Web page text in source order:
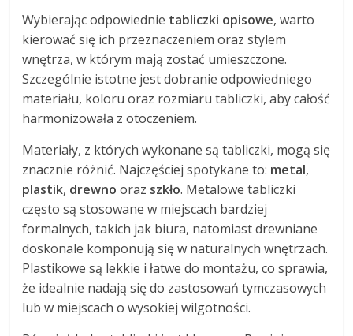
Wybierając odpowiednie tabliczki opisowe, warto
kierować się ich przeznaczeniem oraz stylem
wnętrza, w którym mają zostać umieszczone.
Szczególnie istotne jest dobranie odpowiedniego
materiału, koloru oraz rozmiaru tabliczki, aby całość
harmonizowała z otoczeniem.
Materiały, z których wykonane są tabliczki, mogą się
znacznie różnić. Najczęściej spotykane to: metal,
plastik, drewno oraz szkło. Metalowe tabliczki
często są stosowane w miejscach bardziej
formalnych, takich jak biura, natomiast drewniane
doskonale komponują się w naturalnych wnętrzach.
Plastikowe są lekkie i łatwe do montażu, co sprawia,
że idealnie nadają się do zastosowań tymczasowych
lub w miejscach o wysokiej wilgotności.